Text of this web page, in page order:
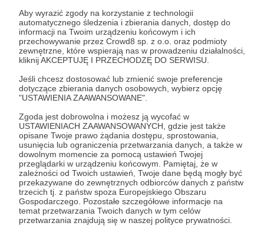
Aby wyrazić zgody na korzystanie z technologii
automatycznego śledzenia i zbierania danych, dostęp do
informacji na Twoim urządzeniu końcowym i ich
przechowywanie przez Crowd8 sp. z o.o. oraz podmioty
zewnętrzne, które wspierają nas w prowadzeniu działalności,
kliknij AKCEPTUJĘ I PRZECHODZĘ DO SERWISU.
Jeśli chcesz dostosować lub zmienić swoje preferencje
dotyczące zbierania danych osobowych, wybierz opcję
"USTAWIENIA ZAAWANSOWANE".
Zgoda jest dobrowolna i możesz ją wycofać w
USTAWIENIACH ZAAWANSOWANYCH, gdzie jest także
opisane Twoje prawo żądania dostępu, sprostowania,
usunięcia lub ograniczenia przetwarzania danych, a także w
dowolnym momencie za pomocą ustawień Twojej
przeglądarki w urządzeniu końcowym. Pamiętaj, że w
zależności od Twoich ustawień, Twoje dane będą mogły być
przekazywane do zewnętrznych odbiorców danych z państw
trzecich tj. z państw spoza Europejskiego Obszaru
Gospodarczego. Pozostałe szczegółowe informacje na
temat przetwarzania Twoich danych w tym celów
przetwarzania znajdują się w naszej polityce prywatności.
Dołącz do grona Patronów!
Wesprzyj działalność AutoraKaroinnajuż teraz!
Zostań Patronem
Promowani autorzy
Potem-o-tem
101 patronów
Teatr "Potem-o-tem" to działający w pełni